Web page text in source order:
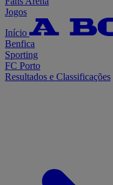
Jogos
Início
Benfica
Sporting
FC Porto
Resultados e Classificações